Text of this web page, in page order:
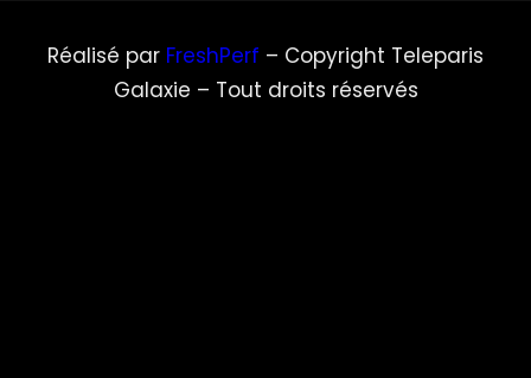
Réalisé par FreshPerf – Copyright Teleparis
Galaxie – Tout droits réservés